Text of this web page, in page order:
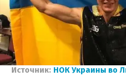
Источник: НОК Украины во